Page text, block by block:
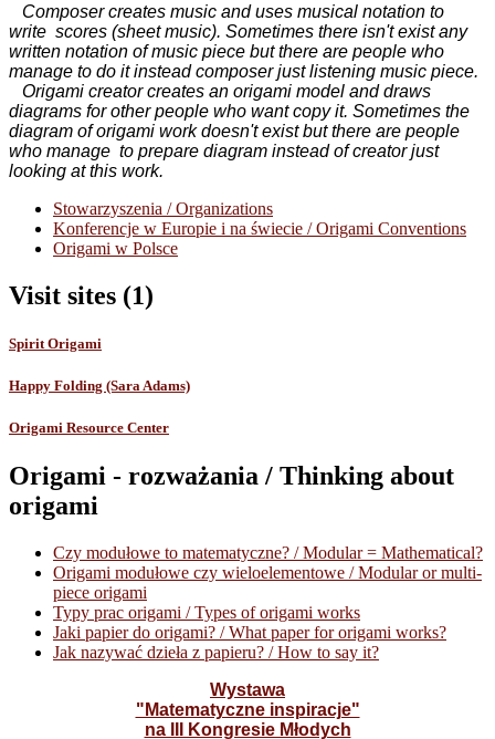
Composer creates music and uses musical notation to
write scores (sheet music). Sometimes there isn't exist any
written notation of music piece but there are people who
manage to do it instead composer just listening music piece.
Origami creator creates an origami model and draws
diagrams for other people who want copy it. Sometimes the
diagram of origami work doesn't exist but there are people
who manage to prepare diagram instead of creator just
looking at this work.
Stowarzyszenia / Organizations
Konferencje w Europie i na świecie / Origami Conventions
Origami w Polsce
Visit sites (1)
Spirit Origami
Happy Folding (Sara Adams)
Origami Resource Center
Origami - rozważania / Thinking about
origami
Czy modułowe to matematyczne? / Modular = Mathematical?
Origami modułowe czy wieloelementowe / Modular or multi-
piece origami
Typy prac origami / Types of origami works
Jaki papier do origami? / What paper for origami works?
Jak nazywać dzieła z papieru? / How to say it?
Wystawa
"Matematyczne inspiracje"
na III Kongresie Młodych